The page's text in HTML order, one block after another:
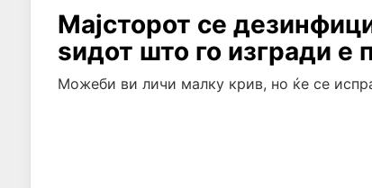
Мајсторот се
ѕидот што го изгради е
Можеби ви личи малку крив, но ќе се